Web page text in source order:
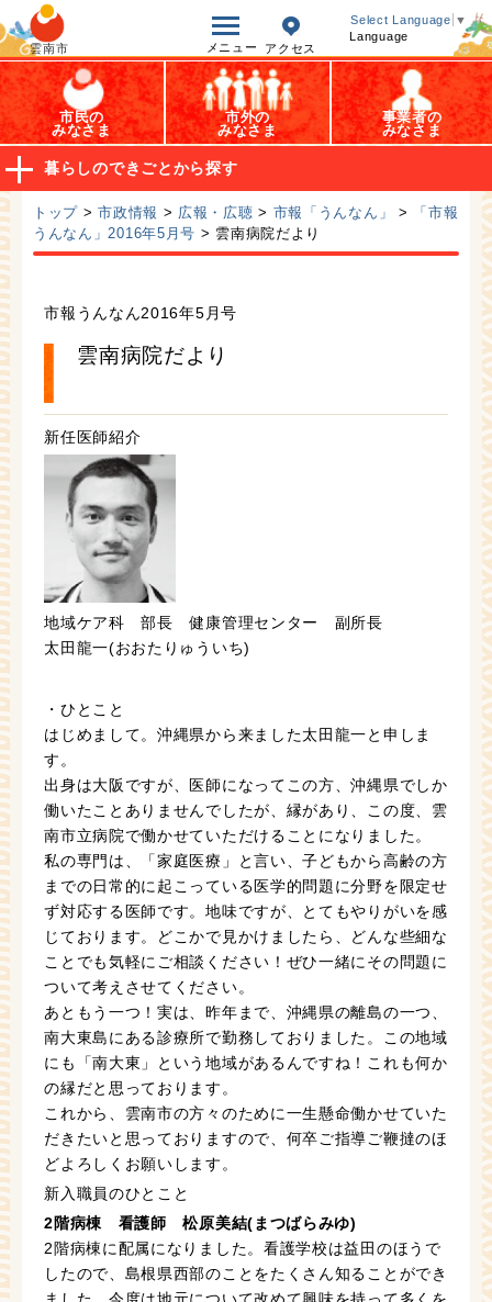
雲南市 メニュー アクセス
Select Language ▼
Language
オープンデータ
市民の
みなさま
市外の
みなさま
事業者の
みなさま
暮らしのできごとから探す
トップ >市政情報 > 広報・広聴 > 市報「うんなん」 >
「市報
うんなん」2016年5月号 > 雲南病院だより
市報うんなん2016年5月号
雲南病院だより
新任医師紹介
地域ケア科 部長 健康管理センター 副所長
太田龍一(おおたりゅういち)
・ひとこと
はじめまして。沖縄県から来ました太田龍一と申しま
す。
出身は大阪ですが、医師になってこの方、沖縄県でしか
働いたことありませんでしたが、縁があり、この度、雲
南市立病院で働かせていただけることになりました。
私の専門は、「家庭医療」と言い、子どもから高齢の方
までの日常的に起こっている医学的問題に分野を限定せ
ず対応する医師です。地味ですが、とてもやりがいを感
じております。どこかで見かけましたら、どんな些細な
ことでも気軽にご相談ください！ぜひ一緒にその問題に
ついて考えさせてください。
あともう一つ！実は、昨年まで、沖縄県の離島の一つ、
南大東島にある診療所で勤務しておりました。この地域
にも「南大東」という地域があるんですね！これも何か
の縁だと思っております。
これから、雲南市の方々のために一生懸命働かせていた
だきたいと思っておりますので、何卒ご指導ご鞭撻のほ
どよろしくお願いします。
新入職員のひとこと
2階病棟 看護師 松原美結(まつばらみゆ)
2階病棟に配属になりました。看護学校は益田のほうで
したので、島根県西部のことをたくさん知ることができ
ました。今度は地元について改めて興味を持って多くを